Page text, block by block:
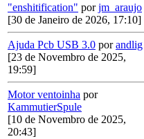
"enshitification" porjm_araujo
[30 de Janeiro de 2026, 17:10]
Ajuda Pcb USB 3.0 porandlig
[23 de Novembro de 2025,
19:59]
Motor ventoinha por
KammutierSpule
[10 de Novembro de 2025,
20:43]